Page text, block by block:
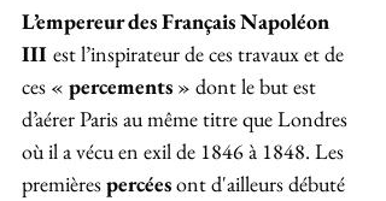
L’empereur des Français Napoléon
III est l’inspirateur de ces travaux et de
ces « percements » dont le but est
d’aérer Paris au même titre que Londres
où il a vécu en exil de 1846 à 1848. Les
premières percées ont d'ailleurs débuté